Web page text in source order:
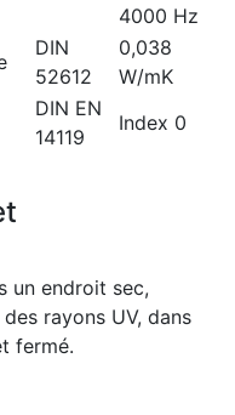
4000 Hz
DIN
52612
0,038
W/mK
DIN EN
14119
Index 0
un endroit sec,
rayons UV, dans
fermé.